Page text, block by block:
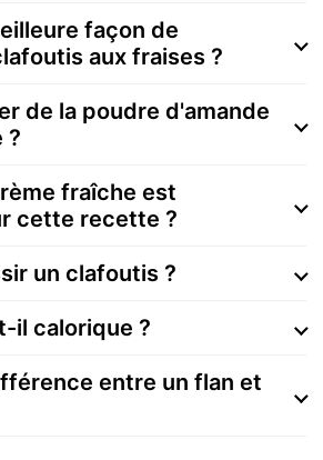
façon de
aux fraises ?
de la poudre d'amande
?
fraîche est
cette recette ?
un clafoutis ?
il calorique ?
entre un flan et